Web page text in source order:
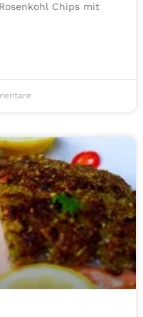
Chips mit